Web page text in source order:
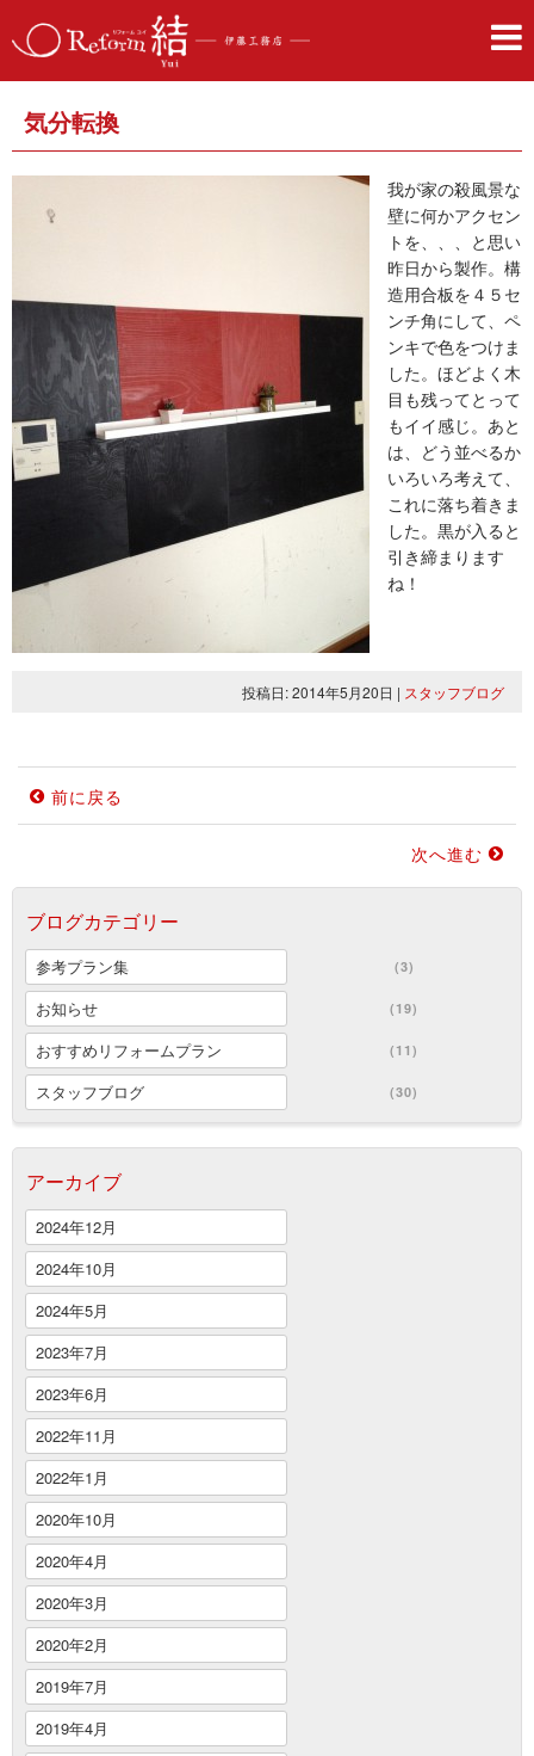
気分転換
我が家の殺風景な
壁に何かアクセン
トを、、、と思い
昨日から製作。構
造用合板を４５セ
ンチ角にして、ペ
ンキで色をつけま
した。ほどよく木
目も残ってとって
もイイ感じ。あと
は、どう並べるか
いろいろ考えて、
これに落ち着きま
した。黒が入ると
引き締まります
ね！
投稿日: 2014年5月20日 | スタッフブログ
前に戻る
次へ進む
ブログカテゴリー
参考プラン集 (3)
お知らせ (19)
おすすめリフォームプラン (11)
スタッフブログ (30)
アーカイブ
2024年12月
2024年10月
2024年5月
2023年7月
2023年6月
2022年11月
2022年1月
2020年10月
2020年4月
2020年3月
2020年2月
2019年7月
2019年4月